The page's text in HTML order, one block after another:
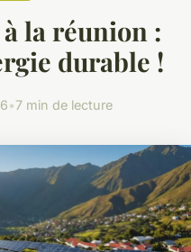
la réunion :
durable !
•7 min de lecture